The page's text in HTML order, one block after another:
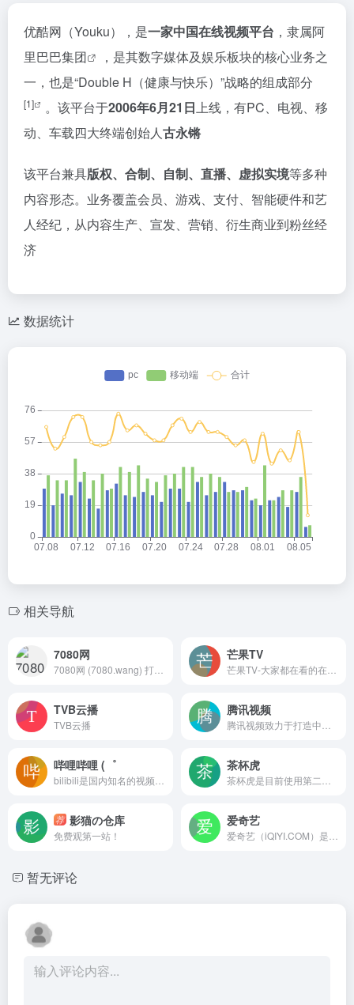
优酷网（Youku），是一家中国在线视频平台 ，隶属阿
里巴巴集团
，是其数字媒体及娱乐板块的核心业务之
一，也是“Double H（健康与快乐）”战略的组成部分
[1] 。该平台于2006年6月21日上线，有PC、电视、移
动、车载四大终端创始人古永锵
该平台兼具版权、合制、自制、直播、虚拟实境等多种
内容形态。业务覆盖会员、游戏、支付、智能硬件和艺
人经纪，从内容生产、宣发、营销、衍生商业到粉丝经
济
数据统计
相关导航
7080网 芒果TV
TVB云播
TVB云播
腾讯视频
哔哩哔哩 (゜ 茶杯虎
荐 影猫の仓库
免费观第一站！
爱奇艺
暂无评论